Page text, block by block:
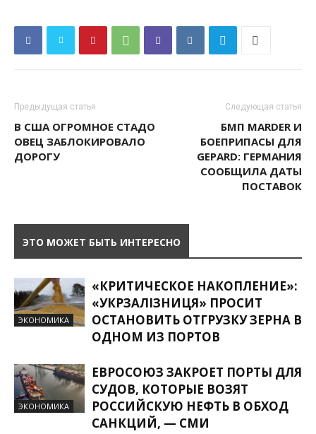
Предыдущая статья
В США ОГРОМНОЕ СТАДО
ОВЕЦ ЗАБЛОКИРОВАЛО
ДОРОГУ
Следующая статья
БМП MARDER И
БОЕПРИПАСЫ ДЛЯ
GEPARD: ГЕРМАНИЯ
СООБЩИЛА ДАТЫ
ПОСТАВОК
ЭТО МОЖЕТ БЫТЬ ИНТЕРЕСНО
ЭКОНОМИКА
«КРИТИЧЕСКОЕ НАКОПЛЕНИЕ»:
«УКРЗАЛІЗНИЦЯ» ПРОСИТ
ОСТАНОВИТЬ ОТГРУЗКУ ЗЕРНА В
ОДНОМ ИЗ ПОРТОВ
ЭКОНОМИКА
ЕВРОСОЮЗ ЗАКРОЕТ ПОРТЫ ДЛЯ
СУДОВ, КОТОРЫЕ ВОЗЯТ
РОССИЙСКУЮ НЕФТЬ В ОБХОД
САНКЦИЙ, — СМИ